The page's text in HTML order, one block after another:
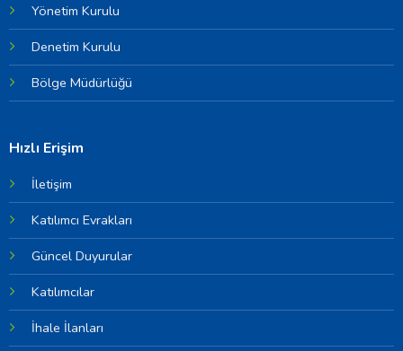
Yönetim Kurulu
Denetim Kurulu
Bölge Müdürlüğü
Hızlı Erişim
İletişim
Katılımcı Evrakları
Güncel Duyurular
Katılımcılar
İhale İlanları